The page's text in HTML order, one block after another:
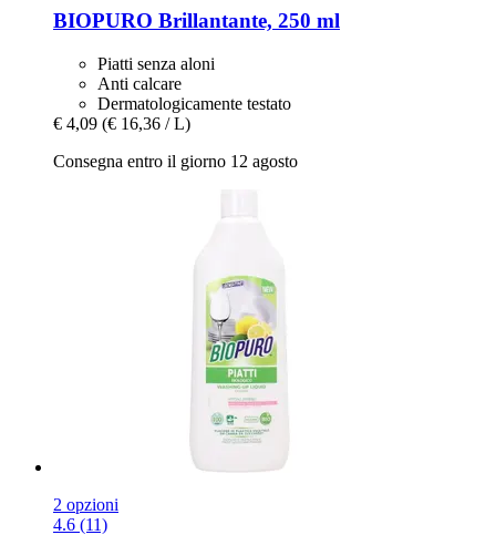
BIOPURO Brillantante, 250 ml
Piatti senza aloni
Anti calcare
Dermatologicamente testato
€ 4,09 (€ 16,36 / L)
Consegna entro il giorno 12 agosto
2 opzioni
4.6 (11)